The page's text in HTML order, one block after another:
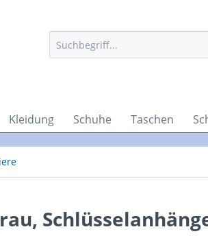
Kleidung Schuhe Taschen